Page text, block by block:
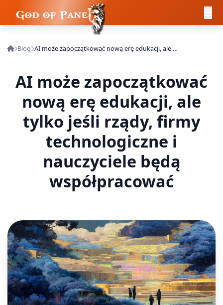
Blog AI może zapoczątkować nową erę edukacji, ale tylko jeśli rządy, firmy technologiczne i nauczyciele będą współpracować
AI może zapoczątkować
nową erę edukacji, ale
tylko jeśli rządy, firmy
technologiczne i
nauczyciele będą
współpracować